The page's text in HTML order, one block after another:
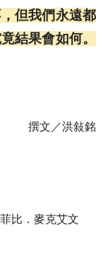
但我們永遠都
結果會如何。
撰文／洪敍銘
比．麥克艾文